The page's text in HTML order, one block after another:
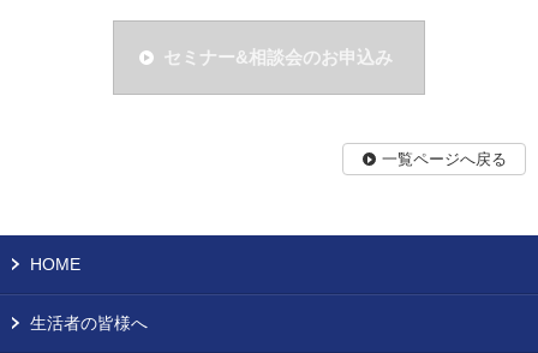
セミナー&相談会のお申込み
一覧ページへ戻る
HOME
生活者の皆様へ